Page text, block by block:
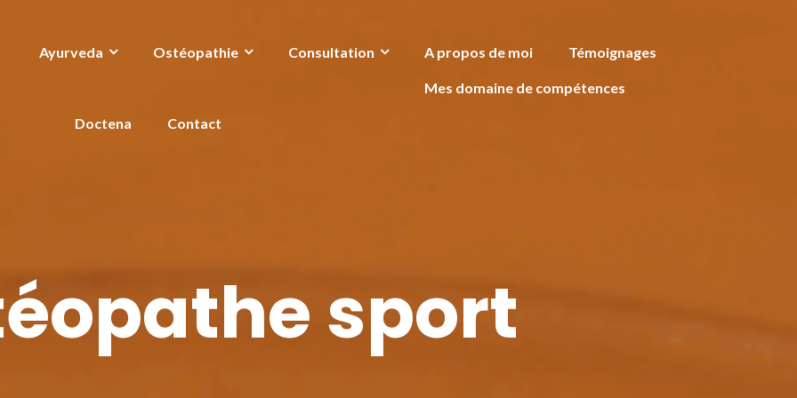
Ayurveda Ostéopathie Consultation A propos de moi Témoignages
Mes domaine de compétences
Doctena Contact
sport